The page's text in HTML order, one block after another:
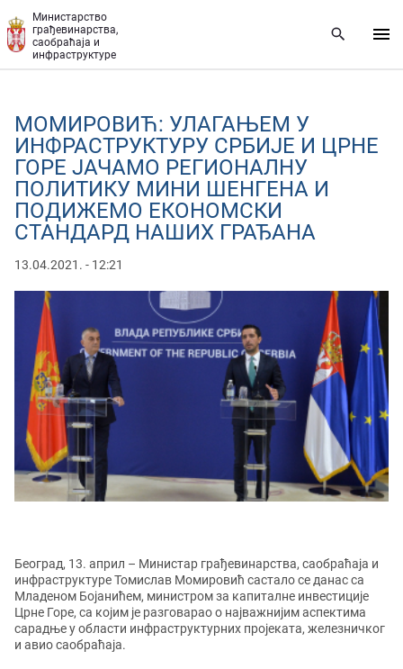
Министарство
грађевинарства,
саобраћаја и
инфраструктуре
МОМИРОВИЋ: УЛАГАЊЕМ У
ИНФРАСТРУКТУРУ СРБИЈЕ И ЦРНЕ
ГОРЕ ЈАЧАМО РЕГИОНАЛНУ
ПОЛИТИКУ МИНИ ШЕНГЕНА И
ПОДИЖЕМО ЕКОНОМСКИ
СТАНДАРД НАШИХ ГРАЂАНА
13.04.2021. - 12:21
Београд, 13. април – Министар грађевинарства, саобраћаја и
инфраструктуре Томислав Момировић састало се данас са
Младеном Бојанићем, министром за капиталне инвестиције
Црне Горе, са којим је разговарао о најважнијим аспектима
сарадње у области инфраструктурних пројеката, железничког
и авио саобраћаја.